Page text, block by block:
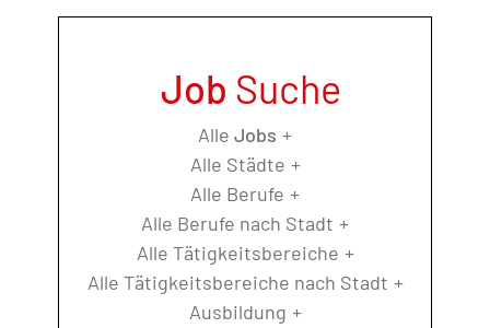
Job Suche
Alle Jobs
Alle Städte
Alle Berufe
Alle Berufe nach Stadt
Alle Tätigkeitsbereiche
Alle Tätigkeitsbereiche nach Stadt
Ausbildung